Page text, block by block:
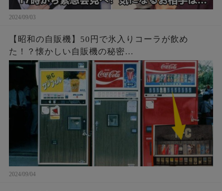
2024/09/03
【昭和の自販機】50円で氷入りコーラが飲め
た！？懐かしい自販機の秘密…
2024/09/04